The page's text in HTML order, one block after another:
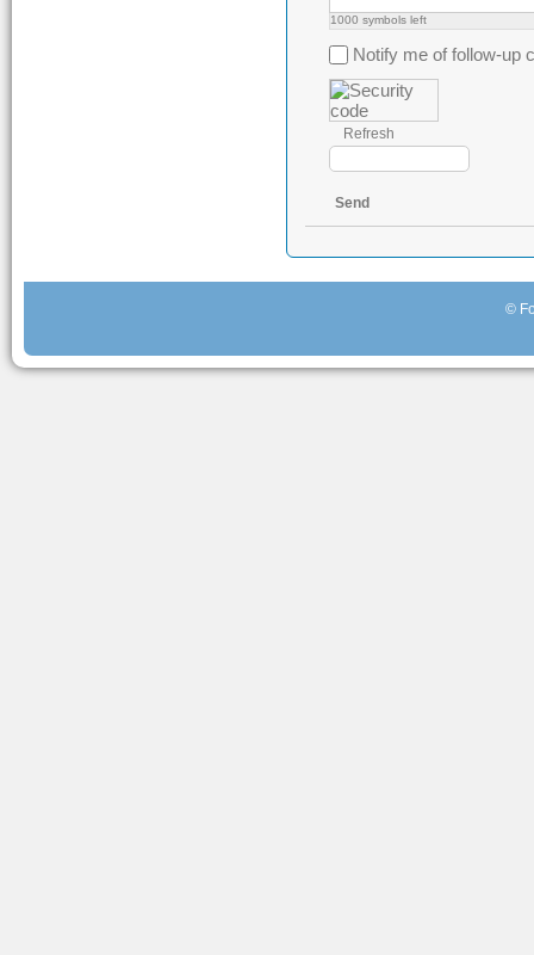
1000 symbols left
Notify me of follow-up
Refresh
Send
©